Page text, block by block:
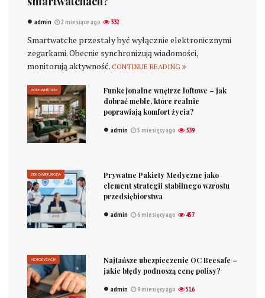
admin 2 miesiące ago 332
Smartwatche przestały być wyłącznie elektronicznymi
zegarkami. Obecnie synchronizują wiadomości,
monitorują aktywność. CONTINUE READING
DOM I WNĘTRZE
Funkcjonalne wnętrze loftowe – jak
dobrać meble, które realnie
poprawiają komfort życia?
admin 5 miesięcy ago 339
ZDROWIE I URODA
Prywatne Pakiety Medyczne jako
element strategii stabilnego wzrostu
przedsiębiorstwa
admin 6 miesięcy ago 457
MOTORYZACJA
Najtańsze ubezpieczenie OC Beesafe –
jakie błędy podnoszą cenę polisy?
admin 9 miesięcy ago 516